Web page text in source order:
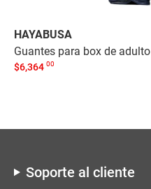
HAYABUSA
Guantes para box de adulto
$6,364 00
Soporte al cliente